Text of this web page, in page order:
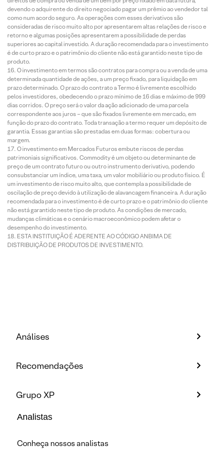
devendo o adquirente do direito negociado pagar um prêmio ao vendedor tal
como num acordo seguro. As operações com esses derivativos são
consideradas de risco muito alto por apresentarem altas relações de risco e
retorno e algumas posições apresentarem a possibilidade de perdas
superiores ao capital investido. A duração recomendada para o investimento
é de curto prazo e o patrimônio do cliente não está garantido neste tipo de
produto.
O investimento em termos são contratos para compra ou a venda de uma
determinada quantidade de ações, a um preço fixado, para liquidação em
prazo determinado. O prazo do contrato a Termo é livremente escolhido
pelos investidores, obedecendo o prazo mínimo de 16 dias e máximo de 999
dias corridos. O preço será o valor da ação adicionado de uma parcela
correspondente aos juros – que são fixados livremente em mercado, em
função do prazo do contrato. Toda transação a termo requer um depósito de
garantia. Essas garantias são prestadas em duas formas: cobertura ou
margem.
O investimento em Mercados Futuros embute riscos de perdas
patrimoniais significativos. Commodity é um objeto ou determinante de
preço de um contrato futuro ou outro instrumento derivativo, podendo
consubstanciar um índice, uma taxa, um valor mobiliário ou produto físico. É
um investimento de risco muito alto, que contempla a possibilidade de
oscilação de preço devido à utilização de alavancagem financeira. A duração
recomendada para o investimento é de curto prazo e o patrimônio do cliente
não está garantido neste tipo de produto. As condições de mercado,
mudanças climáticas e o cenário macroeconômico podem afetar o
desempenho do investimento.
ESTA INSTITUIÇÃO É ADERENTE AO CÓDIGO ANBIMA DE
DISTRIBUIÇÃO DE PRODUTOS DE INVESTIMENTO.
Análises
Recomendações
Grupo XP
Analistas
Conheça nossos analistas